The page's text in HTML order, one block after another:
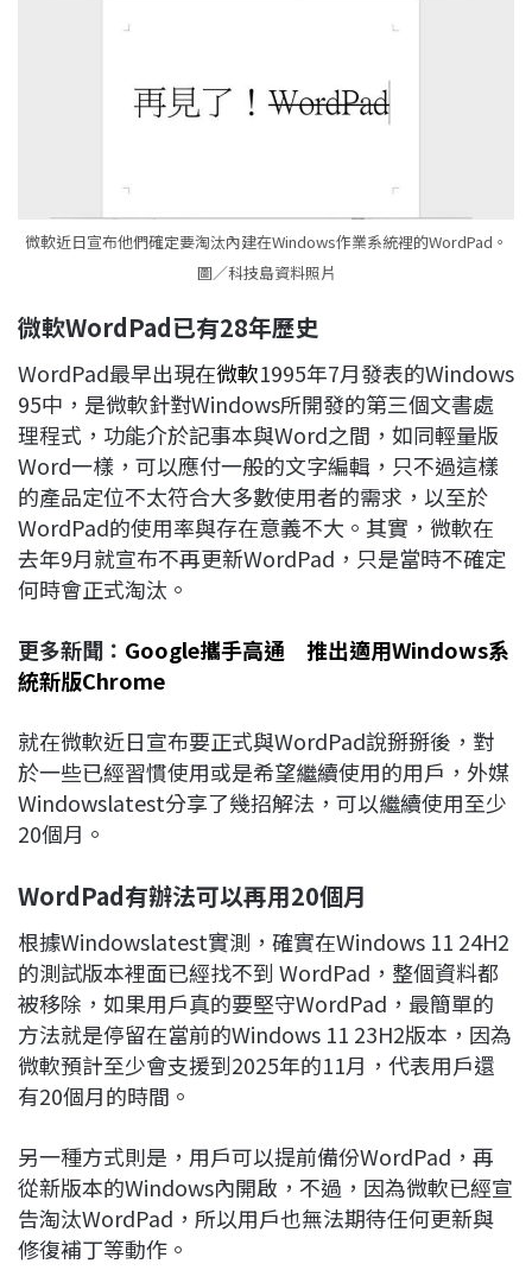
微軟近日宣布他們確定要淘汰內建在Windows作業系統裡的WordPad。
圖／科技島資料照片
微軟WordPad已有28年歷史
WordPad最早出現在微軟1995年7月發表的Windows
95中，是微軟針對Windows所開發的第三個文書處
理程式，功能介於記事本與Word之間，如同輕量版
Word一樣，可以應付一般的文字編輯，只不過這樣
的產品定位不太符合大多數使用者的需求，以至於
WordPad的使用率與存在意義不大。其實，微軟在
去年9月就宣布不再更新WordPad，只是當時不確定
何時會正式淘汰。
更多新聞： Google攜手高通 推出適用Windows系
統新版Chrome
就在微軟近日宣布要正式與WordPad說掰掰後，對
於一些已經習慣使用或是希望繼續使用的用戶，外媒
Windowslatest分享了幾招解法，可以繼續使用至少
20個月。
WordPad有辦法可以再用20個月
根據Windowslatest實測，確實在Windows 11 24H2
的測試版本裡面已經找不到 WordPad，整個資料都
被移除，如果用戶真的要堅守WordPad，最簡單的
方法就是停留在當前的Windows 11 23H2版本，因為
微軟預計至少會支援到2025年的11月，代表用戶還
有20個月的時間。
另一種方式則是，用戶可以提前備份WordPad，再
從新版本的Windows內開啟，不過，因為微軟已經宣
告淘汰WordPad，所以用戶也無法期待任何更新與
修復補丁等動作。